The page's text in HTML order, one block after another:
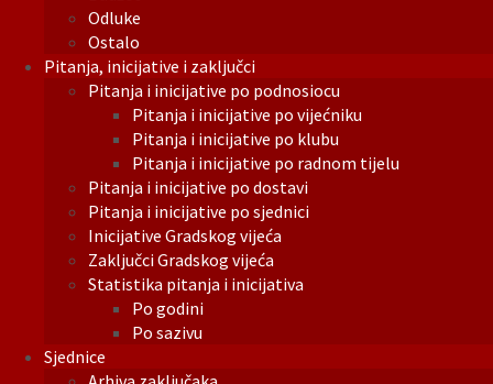
Odluke
Ostalo
Pitanja, inicijative i zaključci
Pitanja i inicijative po podnosiocu
Pitanja i inicijative po vijećniku
Pitanja i inicijative po klubu
Pitanja i inicijative po radnom tijelu
Pitanja i inicijative po dostavi
Pitanja i inicijative po sjednici
Inicijative Gradskog vijeća
Zaključci Gradskog vijeća
Statistika pitanja i inicijativa
Po godini
Po sazivu
Sjednice